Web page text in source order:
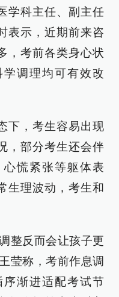
学科主任、副主任
表示，近期前来咨
，考前各类身心状
调理均可有效改
下，考生容易出现
，部分考生还会伴
慌紧张等躯体表
生理波动，考生和
整反而会让孩子更
莹称，考前作息调
渐进适配考试节